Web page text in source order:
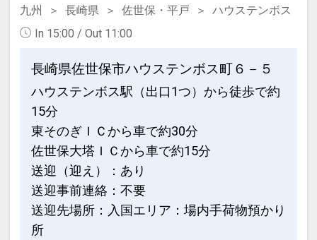
九州 長崎県 佐世保・平戸
ハウステンボス
In 15:00 / Out 11:00
長崎県佐世保市ハウステンボス町６－５
ハウステンボス駅（出口1つ）から徒歩で約
15分
東そのぎＩＣから車で約30分
佐世保大塔ＩＣから車で約15分
送迎（迎え）：あり
送迎事前連絡：不要
送迎先場所：入国エリア：場内手荷物預かり
所